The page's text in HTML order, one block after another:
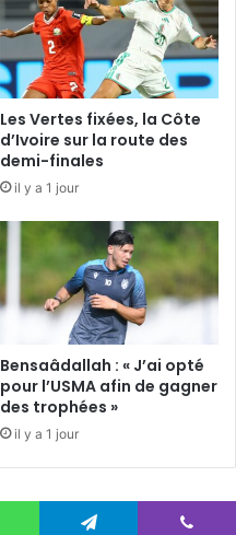
Les Vertes fixées, la Côte
d’Ivoire sur la route des
demi-finales
il y a 1 jour
Bensaâdallah : « J’ai opté
pour l’USMA afin de gagner
des trophées »
il y a 1 jour